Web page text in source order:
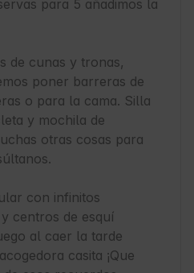
para 5 añadimos la
de cunas y tronas,
poner barreras de
o para la cama. Silla
y mochila de
otras cosas para
con infinitos
centros de esquí
al caer la tarde
casita ¡Que